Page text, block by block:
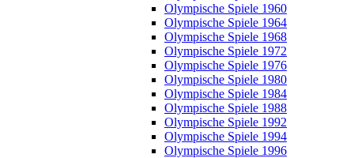
Olympische Spiele 1960
Olympische Spiele 1964
Olympische Spiele 1968
Olympische Spiele 1972
Olympische Spiele 1976
Olympische Spiele 1980
Olympische Spiele 1984
Olympische Spiele 1988
Olympische Spiele 1992
Olympische Spiele 1994
Olympische Spiele 1996